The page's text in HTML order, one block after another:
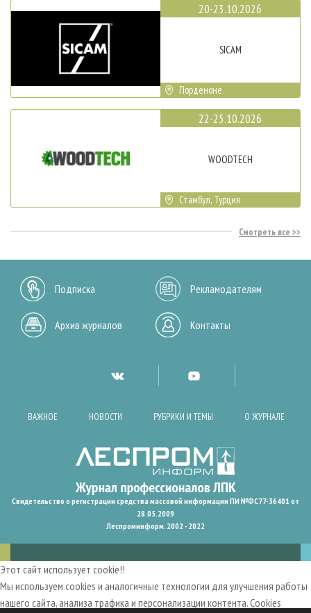
20-23.10.2026
SICAM
Порденоне
22-25.10.2026
WOODTECH
Стамбул, Турция
Смотреть все
Подписка Рекламодателям
Архив журналов Контакты
ВАЖНОЕ НОВОСТИ РУБРИКИ И ТЕМЫ О ЖУРНАЛЕ
Свидетельство о регистрации средства массовой информации ПИ №ФС77-36401 от
28.05.2009
Леспроминформ. 2002 - 2022
Этот сайт использует cookie!!
Мы используем cookies и аналогичные технологии для улучшения работы
нашего сайта, анализа трафика и персонализации контента. Cookies